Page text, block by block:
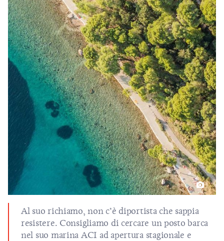
Al suo richiamo, non c’è diportista che sappia
resistere. Consigliamo di cercare un posto barca
nel suo marina ACI ad apertura stagionale e